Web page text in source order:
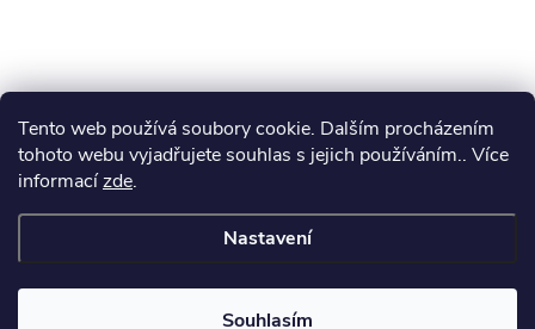
Tento web používá soubory cookie. Dalším procházením
tohoto webu vyjadřujete souhlas s jejich používáním.. Více
informacízde.
Nastavení
Souhlasím